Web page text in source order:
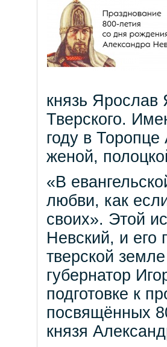
князь
Тверского.
году в
женой,
«В
любви, как
своих». Этой
Невский, и его
тверской
губернатор
подготовке к
посвящённых
князя